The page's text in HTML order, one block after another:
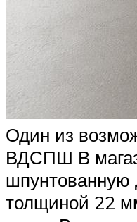
Один из
ВДСПШ В
толщиной 22